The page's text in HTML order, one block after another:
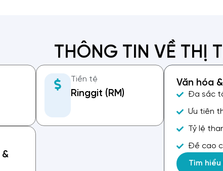
THÔNG TIN VỀ THỊ
Tiền tệ
Ringgit (RM)
&
Văn hóa
Đa sắc
Ưu tiên
Tỷ lệ
Đề cao
Tìm